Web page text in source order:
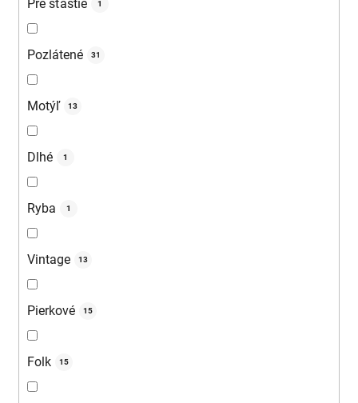
Pre šťastie 1
Pozlátené 31
Motýľ 13
Dlhé 1
Ryba 1
Vintage 13
Pierkové 15
Folk 15